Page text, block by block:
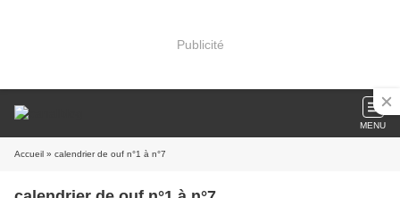
Publicité
MENU
Accueil » calendrier de ouf n°1 à n°7